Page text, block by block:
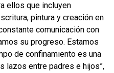
ellos que incluyen
pintura y creación en
comunicación con
su progreso. Estamos
de confinamiento es una
lazos entre padres e hijos”,